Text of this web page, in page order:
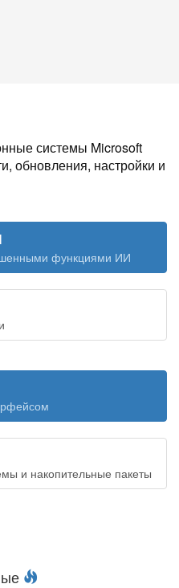
системы Microsoft
обновления, настройки и
функциями ИИ
и накопительные пакеты